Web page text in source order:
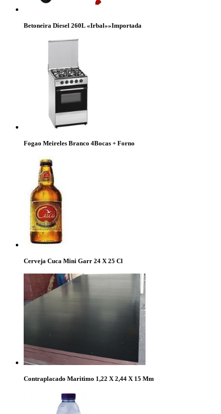
Betoneira Diesel 260L «Irbal»»Importada
Fogao Meireles Branco 4Bocas + Forno
Cerveja Cuca Mini Garr 24 X 25 Cl
Contraplacado Maritimo 1,22 X 2,44 X 15 Mm